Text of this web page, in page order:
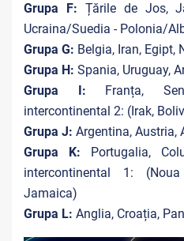
Grupa F: Țările de Jos,
Ucraina/Suedia - Polonia/
Grupa G: Belgia, Iran, Egipt,
Grupa H: Spania, Uruguay,
Grupa I: Franța,
intercontinental 2: (Irak,
Grupa J: Argentina, Austria,
Grupa K: Portugalia,
intercontinental 1:
Jamaica)
Grupa L: Anglia, Croația,